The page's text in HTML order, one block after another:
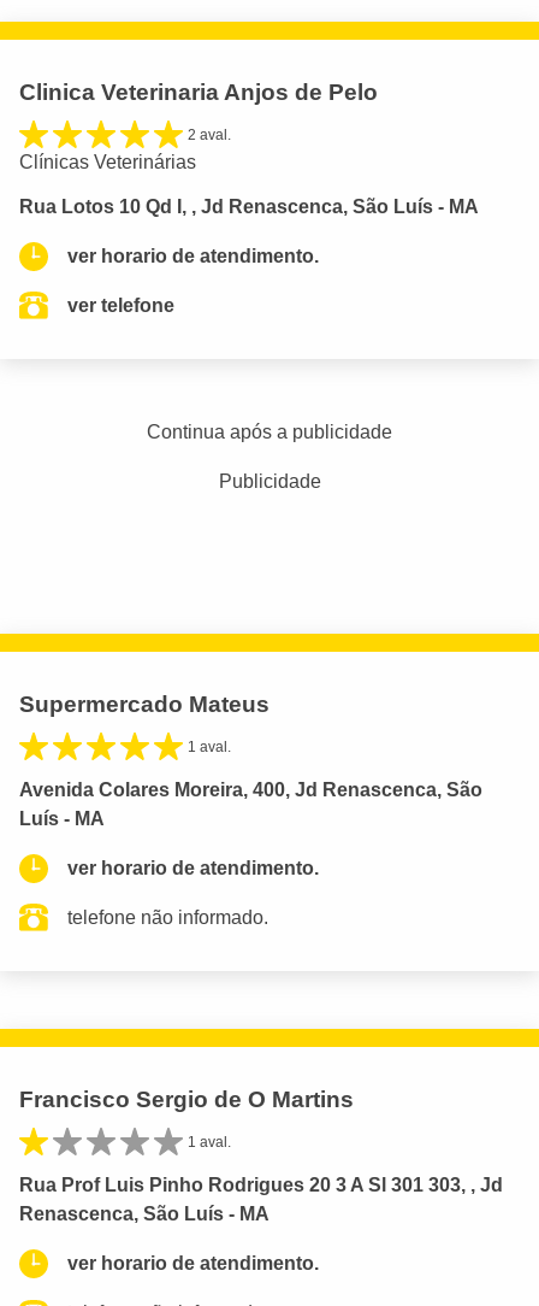
Clinica Veterinaria Anjos de Pelo
2 aval.
Clínicas Veterinárias
Rua Lotos 10 Qd I, , Jd Renascenca, São Luís - MA
ver horario de atendimento.
ver telefone
Continua após a publicidade
Publicidade
Supermercado Mateus
1 aval.
Avenida Colares Moreira, 400, Jd Renascenca, São
Luís - MA
ver horario de atendimento.
telefone não informado.
Francisco Sergio de O Martins
1 aval.
Rua Prof Luis Pinho Rodrigues 20 3 A Sl 301 303, , Jd
Renascenca, São Luís - MA
ver horario de atendimento.